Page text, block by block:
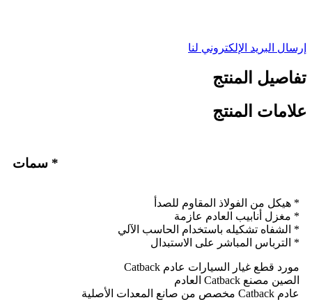
إرسال البريد الإلكتروني لنا
تفاصيل المنتج
علامات المنتج
* سمات
* هيكل من الفولاذ المقاوم للصدأ
* مغزل أنابيب العادم عازمة
* الشفاه تشكيله باستخدام الحاسب الآلي
* الترباس المباشر على الاستبدال
مورد قطع غيار السيارات عادم Catback
الصين مصنع Catback العادم
عادم Catback مخصص من صانع المعدات الأصلية